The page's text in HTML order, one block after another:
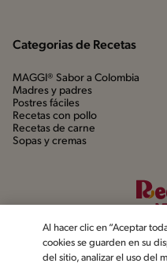
Categorias de Recetas
MAGGI® Sabor a Colombia
Madres y padres
Postres fáciles
Recetas con pollo
Recetas de carne
Sopas y cremas
Al hacer clic en “Aceptar
cookies se guarden en su
del sitio, analizar el uso del